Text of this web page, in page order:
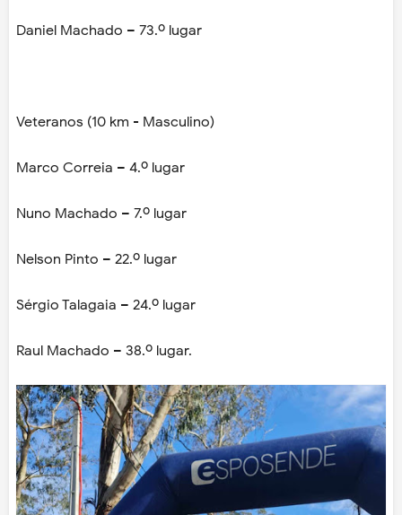
Daniel Machado – 73.º lugar
Veteranos (10 km - Masculino)
Marco Correia – 4.º lugar
Nuno Machado – 7.º lugar
Nelson Pinto – 22.º lugar
Sérgio Talagaia – 24.º lugar
Raul Machado – 38.º lugar.